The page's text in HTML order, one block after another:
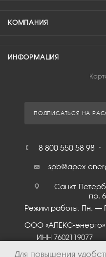
КОМПАНИЯ
ИНФОРМАЦИЯ
ПОДПИСАТЬСЯ НА
8 800 550 58 98
spb@apex-
Санкт-
пр.
Режим работы: Пн. –
ООО «АПЕКС-энерго»
ИНН 7602119077
Для повышения